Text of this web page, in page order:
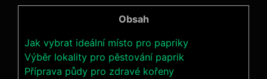
Obsah
Jak vybrat⁢ ideální místo pro ​papriky
Výběr⁢ lokality pro pěstování paprik
Příprava půdy pro zdravé kořeny